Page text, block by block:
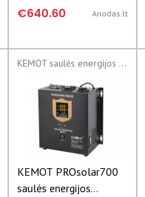
inverteris 48V 230V
€640.60 Anodas.lt
KEMOT saulės energijos inverteriai
KEMOT PROsolar700
saulės energijos